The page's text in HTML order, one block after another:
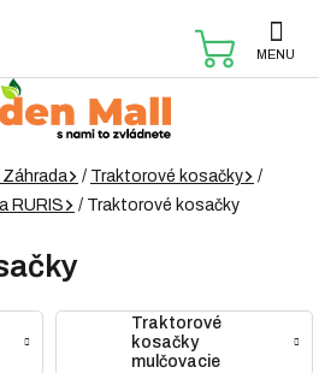
Záhrada / Traktorové kosačky
/
RURIS
/ Traktorové kosačky
Traktorové
kosačky
mulčovacie